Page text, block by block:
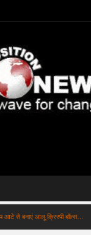
आलू क्रिस्पी बॉल्स…